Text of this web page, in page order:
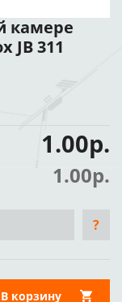
камере
JB 311
1.00р.
1.00р.
?
В корзину